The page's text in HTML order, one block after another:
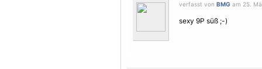
verfasst von BMG am 25.
sexy 9P süß ;-)